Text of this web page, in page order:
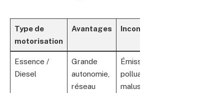
Type de
motorisation
Avantages Inconvénients
Essence /
Diesel
Grande
autonomie,
réseau
Émissions
polluantes,
malus